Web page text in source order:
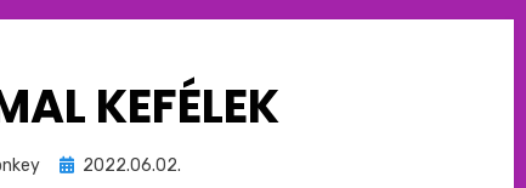
KEFÉLEK
Beküldve
2022.06.02.